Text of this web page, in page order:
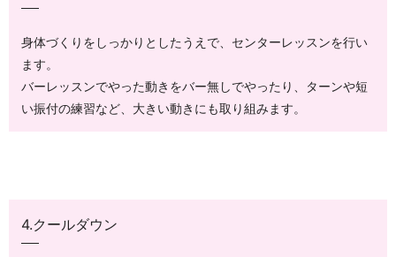
身体づくりをしっかりとしたうえで、センターレッスンを行い
ます。
バーレッスンでやった動きをバー無しでやったり、ターンや短
い振付の練習など、大きい動きにも取り組みます。
4.クールダウン